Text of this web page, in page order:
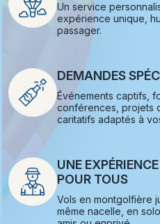
Un service
expérience unique,
passager.
DEMANDES
Événements captifs,
conférences, projets
caritatifs adaptés à
UNE
POUR TOUS
Vols en montgolfière
même nacelle, en